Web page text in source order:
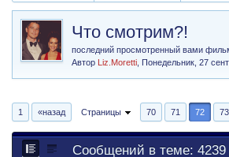
Что смотрим?!
последний просмотренный вами
Автор Liz.Moretti ,Понедельник, 27
1 «назад Страницы 70 71 72 73
Сообщений в теме: 4239